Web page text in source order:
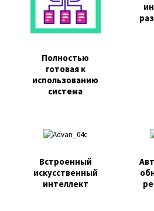
Полностью
готовая к
использованию
система
Встроенный
искусственный
интеллект